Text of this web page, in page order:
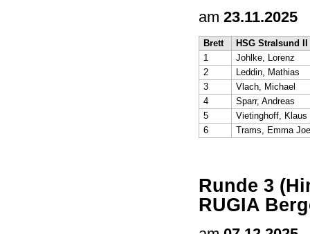
am 23.11.2025
Brett
HSG Stralsund II
1
Johlke, Lorenz
2
Leddin, Mathias
3
Vlach, Michael
4
Sparr, Andreas
5
Vietinghoff, Klaus
6
Trams, Emma Joe
Runde 3
RUGIA